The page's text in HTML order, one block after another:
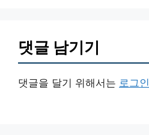
댓글 남기기
댓글을 달기 위해서는 로그인